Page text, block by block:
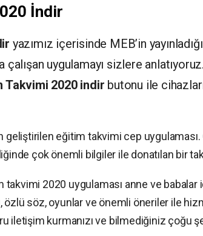
İndir
yazımız içerisinde MEB’in
uygulamayı sizlere
Takvimi 2020 indir butonu ile
geliştirilen eğitim takvimi cep uygulaması.
çok önemli bilgiler ile donatılan bir
2020 uygulaması anne ve babalar
özlü söz, oyunlar ve önemli öneriler ile
iletişim kurmanızı ve bilmediğiniz çoğu